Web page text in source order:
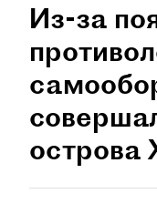
Из-за
острова